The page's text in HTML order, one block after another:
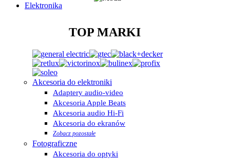
Elektronika
TOP MARKI
Akcesoria do elektroniki
Adaptery audio-video
Akcesoria Apple Beats
Akcesoria audio Hi-Fi
Akcesoria do ekranów
Zobacz pozostałe
Fotograficzne
Akcesoria do optyki